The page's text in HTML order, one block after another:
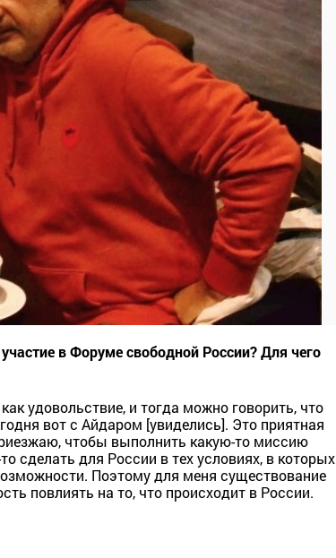
в Форуме свободной России? Для чего
удовольствие, и тогда можно говорить, что
вот с Айдаром [увиделись]. Это приятная
чтобы выполнить какую-то миссию
сделать для России в тех условиях, в которых
Поэтому для меня существование
повлиять на то, что происходит в России.